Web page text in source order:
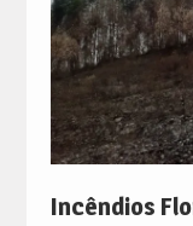
Incêndios